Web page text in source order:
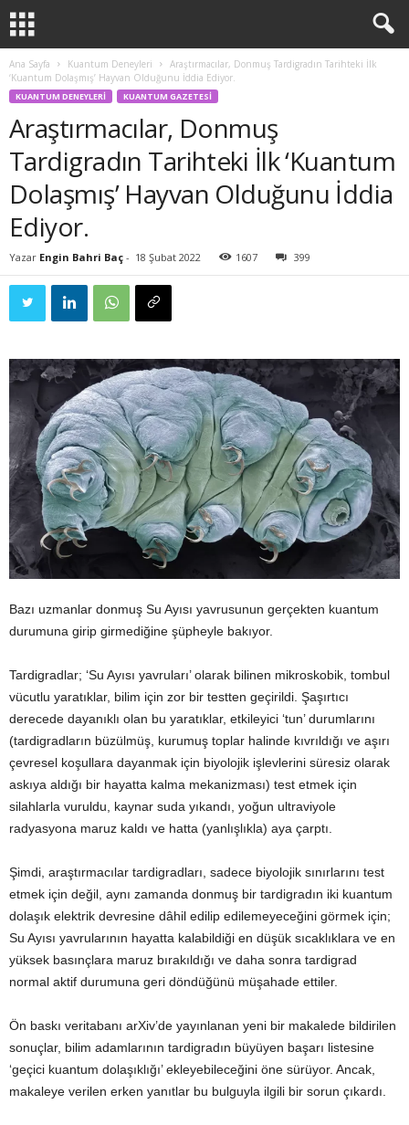
Ana Sayfa Kuantum Deneyleri
Araştırmacılar, Donmuş Tardigradın Tarihteki İlk
‘Kuantum Dolaşmış’ Hayvan Olduğunu İddia Ediyor.
KUANTUM DENEYLERI KUANTUM GAZETESI
Araştırmacılar, Donmuş
Tardigradın Tarihteki İlk ‘Kuantum
Dolaşmış’ Hayvan Olduğunu İddia
Ediyor.
Yazar Engin Bahri Baç - 18 Şubat 2022 1607 399
Bazı uzmanlar donmuş Su Ayısı yavrusunun gerçekten kuantum
durumuna girip girmediğine şüpheyle bakıyor.
Tardigradlar; ‘Su Ayısı yavruları’ olarak bilinen mikroskobik, tombul
vücutlu yaratıklar, bilim için zor bir testten geçirildi. Şaşırtıcı
derecede dayanıklı olan bu yaratıklar, etkileyici ‘tun’ durumlarını
(tardigradların büzülmüş, kurumuş toplar halinde kıvrıldığı ve aşırı
çevresel koşullara dayanmak için biyolojik işlevlerini süresiz olarak
askıya aldığı bir hayatta kalma mekanizması) test etmek için
silahlarla vuruldu, kaynar suda yıkandı, yoğun ultraviyole
radyasyona maruz kaldı ve hatta (yanlışlıkla) aya çarptı.
Şimdi, araştırmacılar tardigradları, sadece biyolojik sınırlarını test
etmek için değil, aynı zamanda donmuş bir tardigradın iki kuantum
dolaşık elektrik devresine dâhil edilip edilemeyeceğini görmek için;
Su Ayısı yavrularının hayatta kalabildiği en düşük sıcaklıklara ve en
yüksek basınçlara maruz bırakıldığı ve daha sonra tardigrad
normal aktif durumuna geri döndüğünü müşahade ettiler.
Ön baskı veritabanı arXiv’de yayınlanan yeni bir makalede bildirilen
sonuçlar, bilim adamlarının tardigradın büyüyen başarı listesine
‘geçici kuantum dolaşıklığı’ ekleyebileceğini öne sürüyor. Ancak,
makaleye verilen erken yanıtlar bu bulguyla ilgili bir sorun çıkardı.